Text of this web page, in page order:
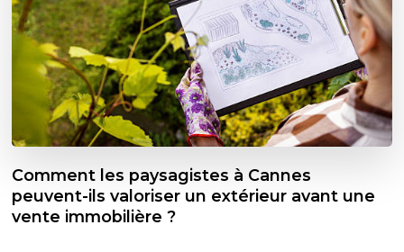
Comment les paysagistes à Cannes
peuvent-ils valoriser un extérieur avant une
vente immobilière ?